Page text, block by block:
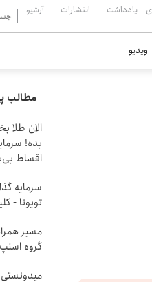
یادداشت انتشارات آرشیو
ویدیو
مطالب
بده!
اقساط
سرمایه
تویوتا -
مسیر
گروه اسنپ